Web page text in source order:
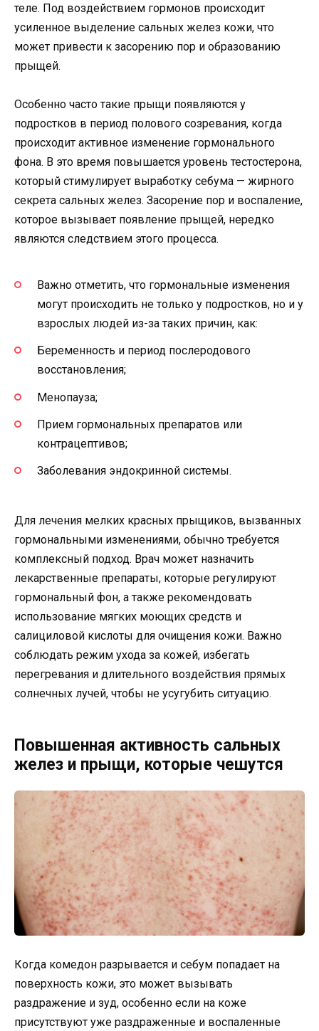
теле. Под воздействием гормонов происходит
усиленное выделение сальных желез кожи, что
может привести к засорению пор и образованию
прыщей.
Особенно часто такие прыщи появляются у
подростков в период полового созревания, когда
происходит активное изменение гормонального
фона. В это время повышается уровень тестостерона,
который стимулирует выработку себума — жирного
секрета сальных желез. Засорение пор и воспаление,
которое вызывает появление прыщей, нередко
являются следствием этого процесса.
Важно отметить, что гормональные изменения
могут происходить не только у подростков, но и у
взрослых людей из-за таких причин, как:
Беременность и период послеродового
восстановления;
Менопауза;
Прием гормональных препаратов или
контрацептивов;
Заболевания эндокринной системы.
Для лечения мелких красных прыщиков, вызванных
гормональными изменениями, обычно требуется
комплексный подход. Врач может назначить
лекарственные препараты, которые регулируют
гормональный фон, а также рекомендовать
использование мягких моющих средств и
салициловой кислоты для очищения кожи. Важно
соблюдать режим ухода за кожей, избегать
перегревания и длительного воздействия прямых
солнечных лучей, чтобы не усугубить ситуацию.
Повышенная активность сальных
желез и прыщи, которые чешутся
Когда комедон разрывается и себум попадает на
поверхность кожи, это может вызывать
раздражение и зуд, особенно если на коже
присутствуют уже раздраженные и воспаленные